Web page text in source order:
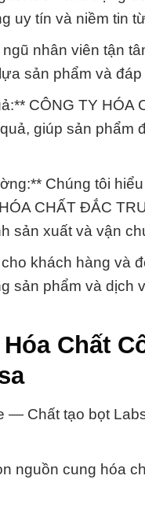
uy tín và niềm tin
nhân viên tận
sản phẩm và
CÔNG TY
giúp sản
Chúng tôi
CHẤT ĐẮC
sản xuất và vận
khách hàng và
sản phẩm và dịch
Chất
— Chất tạo bọt
nguồn cung hóa